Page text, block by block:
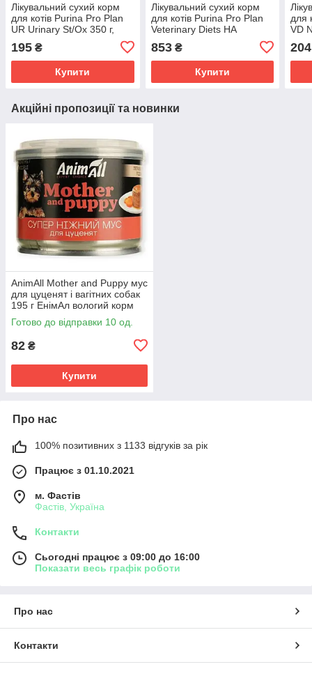
Лікувальний сухий корм
для котів Purina Pro Plan
UR Urinary St/Ox 350 г,
сечокам'яній хворобі та
циститі
195 ₴
Купити
Лікувальний сухий корм
для котів Purina Pro Plan
Veterinary Diets HA
гіпоалергенна
ветеринарна дієта
853₴
Купити
для
VD
204
Акційні пропозиції та новинки
AnimAll Mother and Puppy мус
для цуценят і вагітних собак
195 г ЕнімАл вологий корм
паштет для легкого старту
Готово до відправки 10 од.
82 ₴
Купити
Про нас
100% позитивних з 1133 відгуків за рік
Працює з 01.10.2021
м. Фастів
Фастів, Україна
Контакти
Сьогодні працює з 09:00 до 16:00
Показати весь графік роботи
Про нас
Контакти